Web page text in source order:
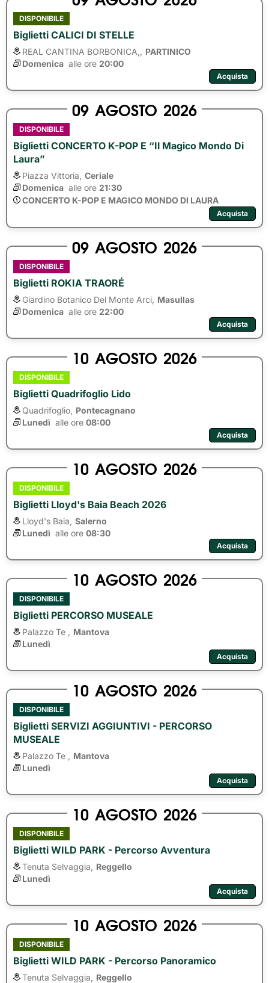
DISPONIBILE
Biglietti CALICI DI STELLE
REAL CANTINA BORBONICA,,
PARTINICO
Domenica alle ore 20:00
Acquista
09 AGOSTO 2026
DISPONIBILE
Biglietti CONCERTO K-POP E “Il Magico Mondo Di
Laura”
Piazza Vittoria, Ceriale
Domenica alle ore 21:30
CONCERTO K-POP E MAGICO MONDO DI LAURA
Acquista
09 AGOSTO 2026
DISPONIBILE
Biglietti ROKIA TRAORÉ
Giardino Botanico Del Monte Arci, Masullas
Domenica alle ore 22:00
Acquista
10 AGOSTO 2026
DISPONIBILE
Biglietti Quadrifoglio Lido
Quadrifoglio, Pontecagnano
Lunedì alle ore 08:00
Acquista
10 AGOSTO 2026
DISPONIBILE
Biglietti Lloyd's Baia Beach 2026
Lloyd's Baia, Salerno
Lunedì alle ore 08:30
Acquista
10 AGOSTO 2026
DISPONIBILE
Biglietti PERCORSO MUSEALE
Palazzo Te ,
Mantova
Lunedì
Acquista
10 AGOSTO 2026
DISPONIBILE
Biglietti SERVIZI AGGIUNTIVI - PERCORSO
MUSEALE
Palazzo Te ,
Mantova
Lunedì
Acquista
10 AGOSTO 2026
DISPONIBILE
Biglietti WILD PARK - Percorso Avventura
Tenuta Selvaggia,
Reggello
Lunedì
Acquista
10 AGOSTO 2026
DISPONIBILE
Biglietti WILD PARK - Percorso Panoramico
Tenuta Selvaggia,
Reggello